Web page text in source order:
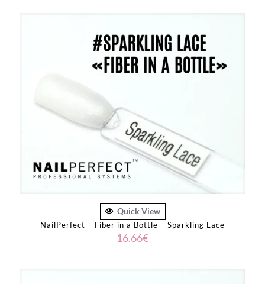
Quick View
NailPerfect – Fiber in a Bottle – Sparkling Lace
16.66€